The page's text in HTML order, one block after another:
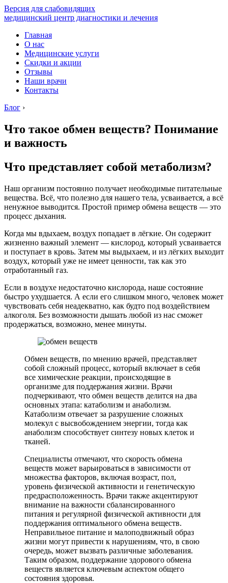
Версия для слабовидящих
медицинский центр диагностики и лечения
Главная
О нас
Медицинские услуги
Скидки и акции
Отзывы
Наши врачи
Контакты
Блог ›
Что такое обмен веществ? Понимание
и важность
Что представляет собой метаболизм?
Наш организм постоянно получает необходимые питательные
вещества. Всё, что полезно для нашего тела, усваивается, а всё
ненужное выводится. Простой пример обмена веществ — это
процесс дыхания.
Когда мы вдыхаем, воздух попадает в лёгкие. Он содержит
жизненно важный элемент — кислород, который усваивается
и поступает в кровь. Затем мы выдыхаем, и из лёгких выходит
воздух, который уже не имеет ценности, так как это
отработанный газ.
Если в воздухе недостаточно кислорода, наше состояние
быстро ухудшается. А если его слишком много, человек может
чувствовать себя неадекватно, как будто под воздействием
алкоголя. Без возможности дышать любой из нас сможет
продержаться, возможно, менее минуты.
Обмен веществ, по мнению врачей, представляет
собой сложный процесс, который включает в себя
все химические реакции, происходящие в
организме для поддержания жизни. Врачи
подчеркивают, что обмен веществ делится на два
основных этапа: катаболизм и анаболизм.
Катаболизм отвечает за разрушение сложных
молекул с высвобождением энергии, тогда как
анаболизм способствует синтезу новых клеток и
тканей.
Специалисты отмечают, что скорость обмена
веществ может варьироваться в зависимости от
множества факторов, включая возраст, пол,
уровень физической активности и генетическую
предрасположенность. Врачи также акцентируют
внимание на важности сбалансированного
питания и регулярной физической активности для
поддержания оптимального обмена веществ.
Неправильное питание и малоподвижный образ
жизни могут привести к нарушениям, что, в свою
очередь, может вызвать различные заболевания.
Таким образом, поддержание здорового обмена
веществ является ключевым аспектом общего
состояния здоровья.